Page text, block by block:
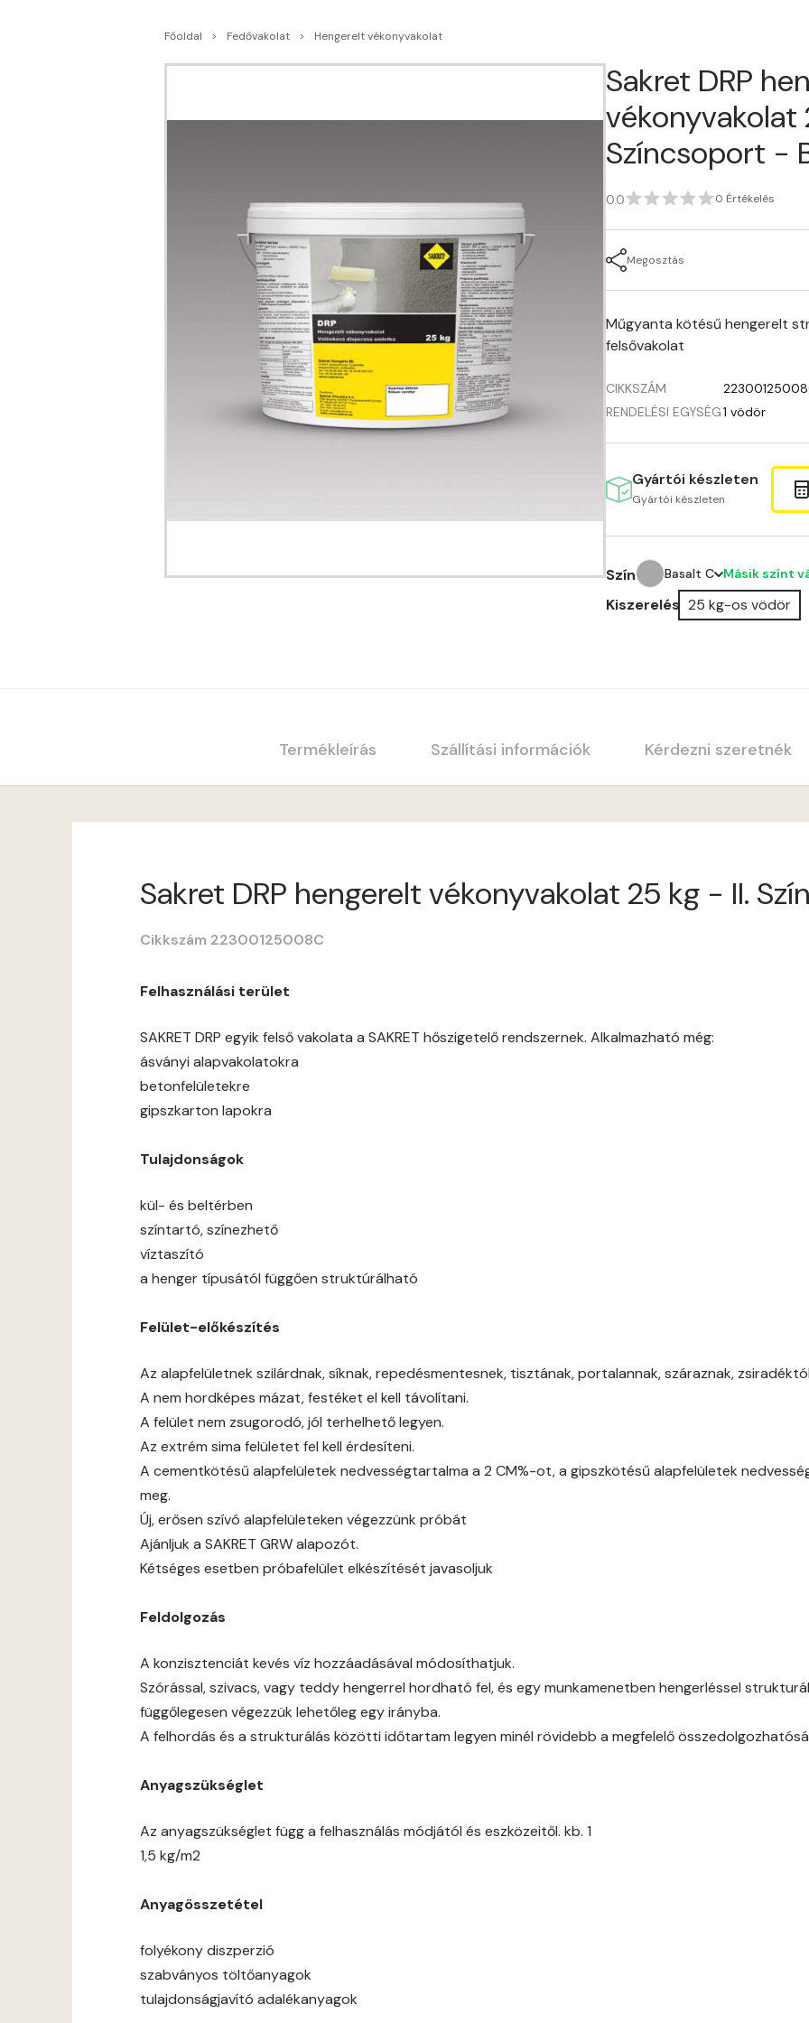
Főoldal Fedővakolat Hengerelt vékonyvakolat
Sakret DRP
vékonyvakolat
Színcsoport -
0.0 0 Értékelés
Megosztás
Műgyanta kötésű hengerelt
felsővakolat
CIKKSZÁM
RENDELÉSI EGYSÉG1 vödör
Gyártói készleten
Gyártói készleten
Szín
Basalt C
Amber C
Anticred C
Antimony C
Arsenic B
Cognac D
Coral D
Másik színt
Kiszerelés 25 kg-os vödör
Termékleírás Szállítási információk Kérdezni szeretnék
Sakret DRP hengerelt vékonyvakolat 25 kg - II.
Cikkszám 22300125008C
Felhasználási terület
SAKRET DRP egyik felső vakolata a SAKRET hőszigetelő rendszernek. Alkalmazható még:
ásványi alapvakolatokra
betonfelületekre
gipszkarton lapokra
Tulajdonságok
kül- és beltérben
színtartó, színezhető
víztaszító
a henger típusától függően struktúrálható
Felület-előkészítés
Az alapfelületnek szilárdnak, síknak, repedésmentesnek, tisztának, portalannak, száraznak,
A nem hordképes mázat, festéket el kell távolítani.
A felület nem zsugorodó, jól terhelhető legyen.
Az extrém sima felületet fel kell érdesíteni.
A cementkötésű alapfelületek nedvességtartalma a 2 CM%-ot, a gipszkötésű alapfelületek
meg.
Új, erősen szívó alapfelületeken végezzünk próbát
Ajánljuk a SAKRET GRW alapozót.
Kétséges esetben próbafelület elkészítését javasoljuk
Feldolgozás
A konzisztenciát kevés víz hozzáadásával módosíthatjuk.
Szórással, szivacs, vagy teddy hengerrel hordható fel, és egy munkamenetben hengerléssel
függőlegesen végezzük lehetőleg egy irányba.
A felhordás és a strukturálás közötti időtartam legyen minél rövidebb a megfelelő
Anyagszükséglet
Az anyagszükséglet függ a felhasználás módjától és eszközeitől. kb. 1
1,5 kg/m2
Anyagösszetétel
folyékony diszperzió
szabványos töltőanyagok
tulajdonságjavító adalékanyagok